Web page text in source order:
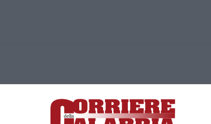
Lamezia Terme (CZ)
responsabile Paola Militano |Privacy